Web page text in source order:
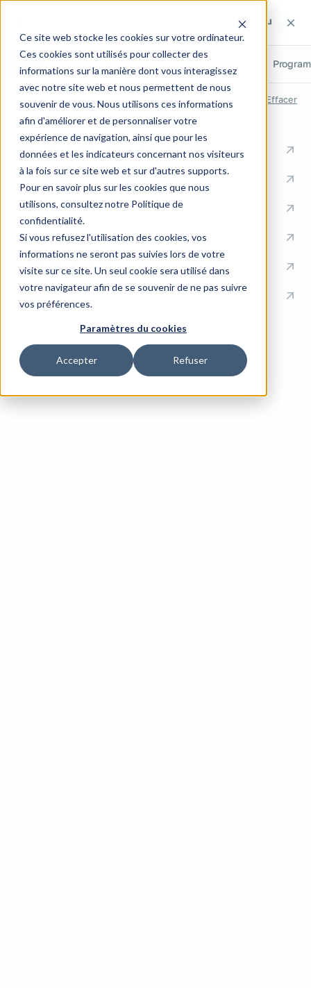
Ce site web stocke les cookies sur votre ordinateur.
Ces cookies sont utilisés pour collecter des
informations sur la manière dont vous interagissez
avec notre site web et nous permettent de nous
souvenir de vous. Nous utilisons ces informations
afin d'améliorer et de personnaliser votre
expérience de navigation, ainsi que pour les
données et les indicateurs concernant nos visiteurs
à la fois sur ce site web et sur d'autres supports.
Pour en savoir plus sur les cookies que nous
utilisons, consultez notre Politique de
confidentialité.
Si vous refusez l'utilisation des cookies, vos
informations ne seront pas suivies lors de votre
visite sur ce site. Un seul cookie sera utilisé dans
votre navigateur afin de se souvenir de ne pas suivre
vos préférences.
Paramètres du cookies
Accepter Refuser
RECHERCHES RÉCENTES Effacer
ACCÈS RAPIDES
Conseil en Knowledge Management
Formation
Communication
Documentation
Ingénierie Support
Industrie